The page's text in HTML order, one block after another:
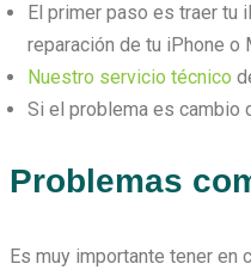
El primer paso es traer tu
reparación de tu iPhone o
Nuestro servicio técnico
Si el problema es cambio
Problemas
Es muy importante tener en